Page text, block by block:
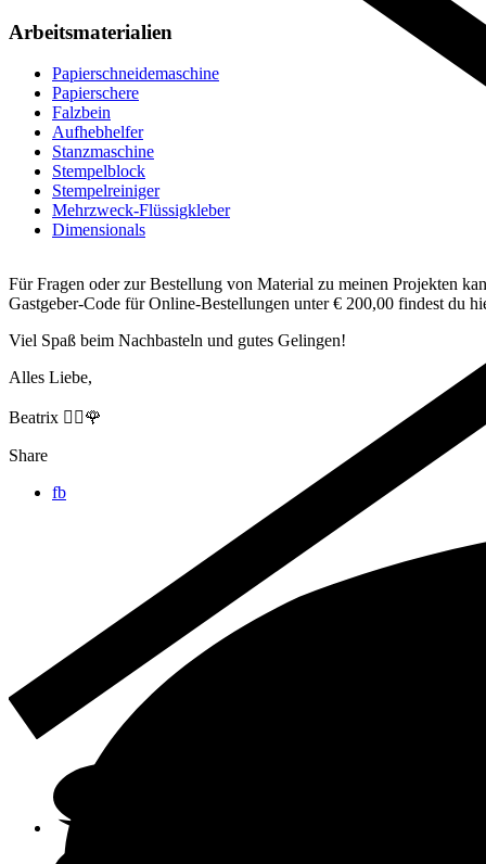
Arbeitsmaterialien
Papierschneidemaschine
Papierschere
Falzbein
Aufhebhelfer
Stanzmaschine
Stempelblock
Stempelreiniger
Mehrzweck-Flüssigkleber
Dimensionals
Für Fragen oder zur Bestellung von Material zu meinen Projekten
Gastgeber-Code für Online-Bestellungen unter € 200,00 findest du
Viel Spaß beim Nachbasteln und gutes Gelingen!
Alles Liebe,
Beatrix 🙋‍♀️🌹
Share
fb